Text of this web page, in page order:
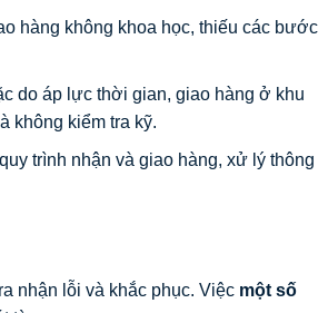
hàng không khoa học, thiếu các bước
do áp lực thời gian, giao hàng ở khu
không kiểm tra kỹ.
trình nhận và giao hàng, xử lý thông
nhận lỗi và khắc phục. Việc một số